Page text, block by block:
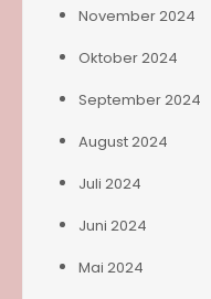
November 2024
Oktober 2024
September 2024
August 2024
Juli 2024
Juni 2024
Mai 2024